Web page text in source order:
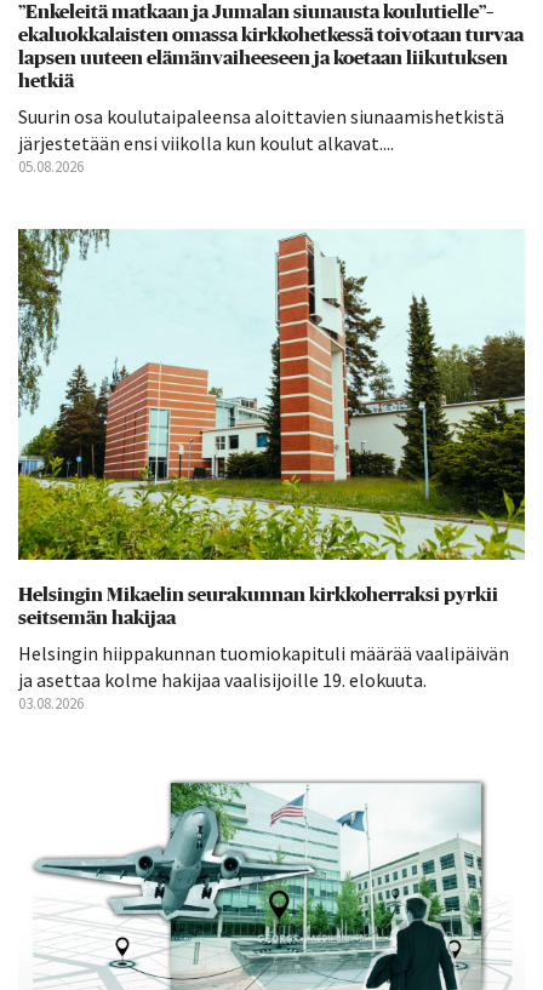
”Enkeleitä matkaan ja Jumalan siunausta koulutielle”–
ekaluokkalaisten omassa kirkkohetkessä toivotaan turvaa
lapsen uuteen elämänvaiheeseen ja koetaan liikutuksen
hetkiä
Suurin osa koulutaipaleensa aloittavien siunaamishetkistä
järjestetään ensi viikolla kun koulut alkavat....
05.08.2026
Helsingin Mikaelin seurakunnan kirkkoherraksi pyrkii
seitsemän hakijaa
Helsingin hiippakunnan tuomiokapituli määrää vaalipäivän
ja asettaa kolme hakijaa vaalisijoille 19. elokuuta.
03.08.2026